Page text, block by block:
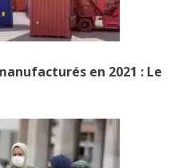
en 2021 : Le